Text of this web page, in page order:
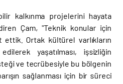
kalkınma projelerini hayata
Çam, "Teknik konular için
ettik. Ortak kültürel varlıkların
yaşatılması, işsizliğin
ve tecrübesiyle bu bölgenin
sağlanması için bir süreci